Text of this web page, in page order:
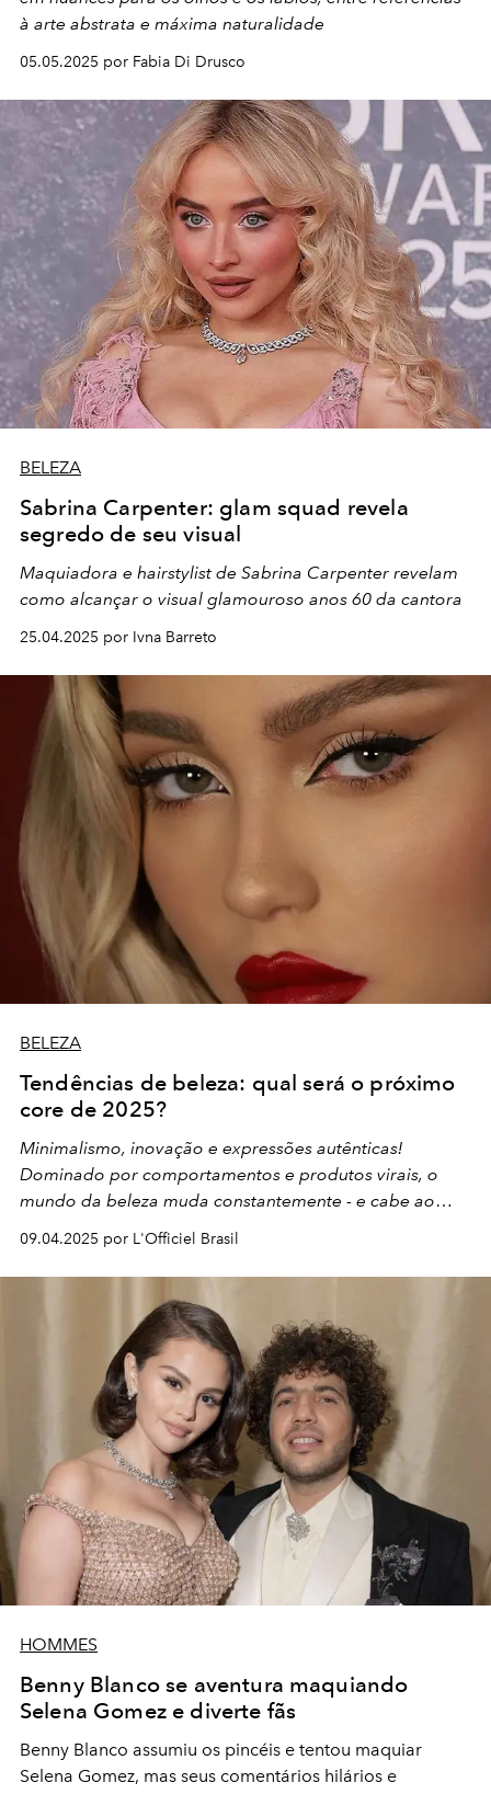
à arte abstrata e máxima naturalidade
05.05.2025 por Fabia Di Drusco
BELEZA
Sabrina Carpenter: glam squad revela
segredo de seu visual
Maquiadora e hairstylist de Sabrina Carpenter revelam
como alcançar o visual glamouroso anos 60 da cantora
25.04.2025 por Ivna Barreto
BELEZA
Tendências de beleza: qual será o próximo
core de 2025?
Minimalismo, inovação e expressões autênticas!
Dominado por comportamentos e produtos virais, o
mundo da beleza muda constantemente - e cabe ao
mercado acompanhar. Veja quais serão as maiores
tendências de 2025!
09.04.2025 por L'Officiel Brasil
HOMMES
Benny Blanco se aventura maquiando
Selena Gomez e diverte fãs
Benny Blanco assumiu os pincéis e tentou maquiar
Selena Gomez, mas seus comentários hilários e